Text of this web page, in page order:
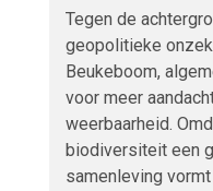
Tegen de
geopolitieke
Beukeboom,
voor meer
weerbaarheid.
biodiversiteit een
samenleving